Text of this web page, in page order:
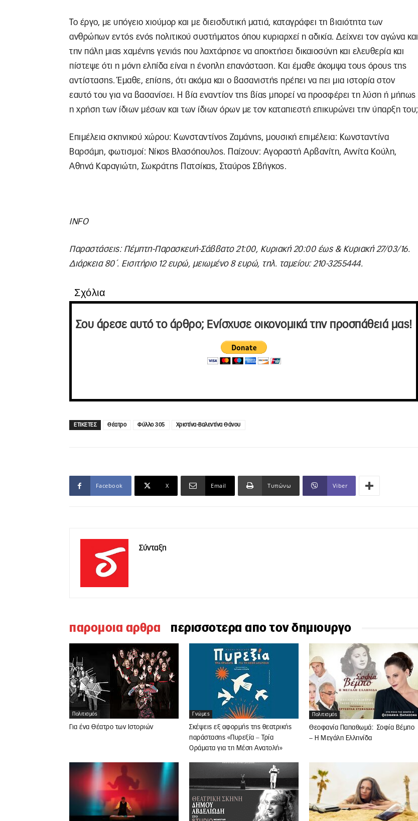
Το έργο, με υπόγειο χιούμορ και με διεισδυτική ματιά, καταγράφει τη βιαιότητα των
ανθρώπων εντός ενός πολιτικού συστήματος όπου κυριαρχεί η αδικία. Δείχνει τον αγώνα και
την πάλη μιας χαμένης γενιάς που λαχτάρησε να αποκτήσει δικαιοσύνη και ελευθερία και
πίστεψε ότι η μόνη ελπίδα είναι η ένοπλη επανάσταση. Και έμαθε άκομψα τους όρους της
αντίστασης. Έμαθε, επίσης, ότι ακόμα και ο βασανιστής πρέπει να πει μια ιστορία στον
εαυτό του για να βασανίσει. Η βία εναντίον της βίας μπορεί να προσφέρει τη λύση ή μήπως
η χρήση των ίδιων μέσων και των ίδιων όρων με τον καταπιεστή επικυρώνει την ύπαρξη του;
Επιμέλεια σκηνικού χώρου: Κωνσταντίνος Ζαμάνης, μουσική επιμέλεια: Κωνσταντίνα
Βαρσάμη, φωτισμοί: Νίκος Βλασόπουλος. Παίζουν: Αγοραστή Αρβανίτη, Αννίτα Κούλη,
Αθηνά Καραγιώτη, Σωκράτης Πατσίκας, Σταύρος Σβήγκος.
INFO
Παραστάσεις: Πέμπτη-Παρασκευή-Σάββατο 21:00, Κυριακή 20:00 έως & Κυριακή 27/03/16.
Διάρκεια 80΄. Εισιτήριο 12 ευρώ, μειωμένο 8 ευρώ, τηλ. ταμείου: 210-3255444.
Σχόλια
Σου άρεσε αυτό το άρθρο; Ενίσχυσε οικονομικά την προσπάθειά μας!
ΕΤΙΚΕΤΕΣ Θέατρο Φύλλο 305 Χριστίνα-Βαλεντίνα Θάνου
Facebook X Email Τυπώνω Viber
Σύνταξη
παρομοια αρθρα περισσοτερα απο τον δημιουργο
Πολιτισμός
Για ένα Θέατρο των Ιστοριών
Γνώμες
Σκέψεις εξ αφορμής της θεατρικής
παράστασης «Πυρεξία ‒ Τρία
Οράματα για τη Μέση Ανατολή»
Πολιτισμός
Θεοφανία Παπαθωμά: Σοφία Βέμπο
– Η Μεγάλη Ελληνίδα